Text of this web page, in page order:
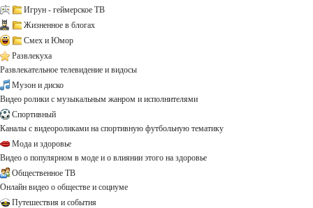
Игрун - геймерское ТВ
Жизненное в блогах
Смех и Юмор
Развлекуха
Развлекательное телевидение и видосы
Музон и диско
Видео ролики с музыкальным жанром и исполнителями
Спортивный
Каналы с видеороликами на спортивную футбольную тематику
Мода и здоровье
Видео о популярном в моде и о влиянии этого на здоровье
Общественное ТВ
Онлайн видео о обществе и социуме
Путешествия и события